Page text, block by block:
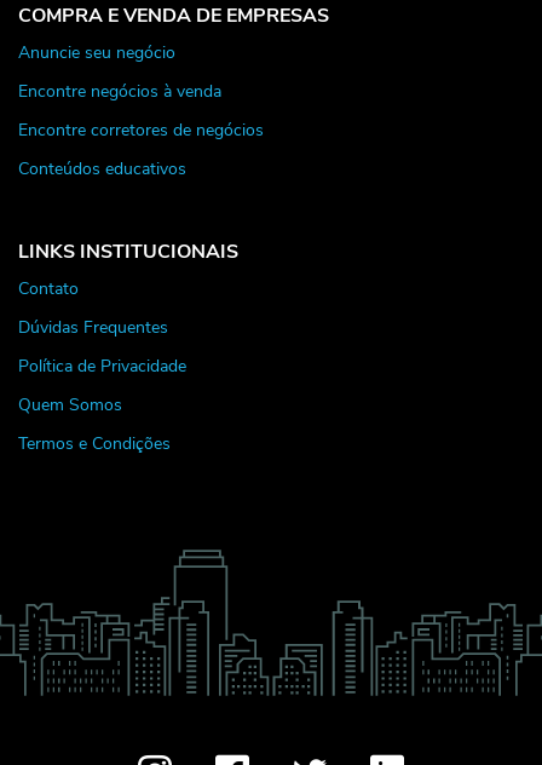
COMPRA E VENDA DE EMPRESAS
Anuncie seu negócio
Encontre negócios à venda
Encontre corretores de negócios
Conteúdos educativos
LINKS INSTITUCIONAIS
Contato
Dúvidas Frequentes
Política de Privacidade
Quem Somos
Termos e Condições